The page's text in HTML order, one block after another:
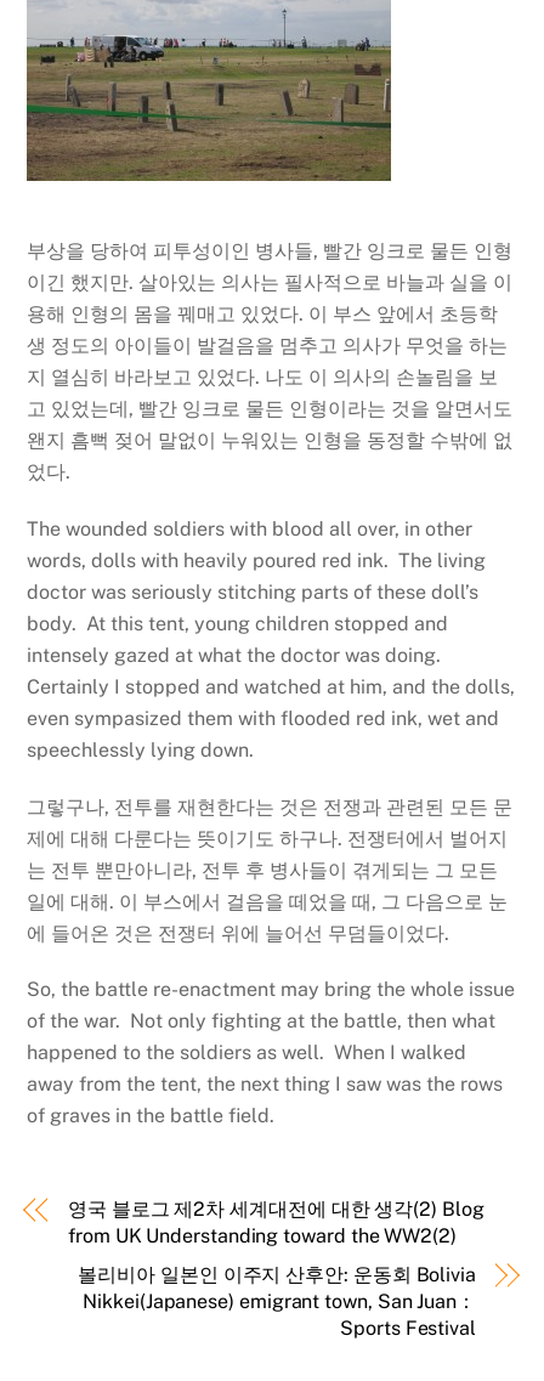
부상을 당하여 피투성이인 병사들, 빨간 잉크로 물든 인형
이긴 했지만. 살아있는 의사는 필사적으로 바늘과 실을 이
용해 인형의 몸을 꿰매고 있었다. 이 부스 앞에서 초등학
생 정도의 아이들이 발걸음을 멈추고 의사가 무엇을 하는
지 열심히 바라보고 있었다. 나도 이 의사의 손놀림을 보
고 있었는데, 빨간 잉크로 물든 인형이라는 것을 알면서도
왠지 흠뻑 젖어 말없이 누워있는 인형을 동정할 수밖에 없
었다.
The wounded soldiers with blood all over, in other
words, dolls with heavily poured red ink. The living
doctor was seriously stitching parts of these doll’s
body. At this tent, young children stopped and
intensely gazed at what the doctor was doing.
Certainly I stopped and watched at him, and the dolls,
even sympasized them with flooded red ink, wet and
speechlessly lying down.
그렇구나, 전투를 재현한다는 것은 전쟁과 관련된 모든 문
제에 대해 다룬다는 뜻이기도 하구나. 전쟁터에서 벌어지
는 전투 뿐만아니라, 전투 후 병사들이 겪게되는 그 모든
일에 대해. 이 부스에서 걸음을 떼었을 때, 그 다음으로 눈
에 들어온 것은 전쟁터 위에 늘어선 무덤들이었다.
So, the battle re-enactment may bring the whole issue
of the war. Not only fighting at the battle, then what
happened to the soldiers as well. When I walked
away from the tent, the next thing I saw was the rows
of graves in the battle field.
영국 블로그 제2차 세계대전에 대한 생각(2) Blog
from UK Understanding toward the WW2(2)
볼리비아 일본인 이주지 산후안: 운동회 Bolivia
Nikkei(Japanese) emigrant town, San Juan：
Sports Festival